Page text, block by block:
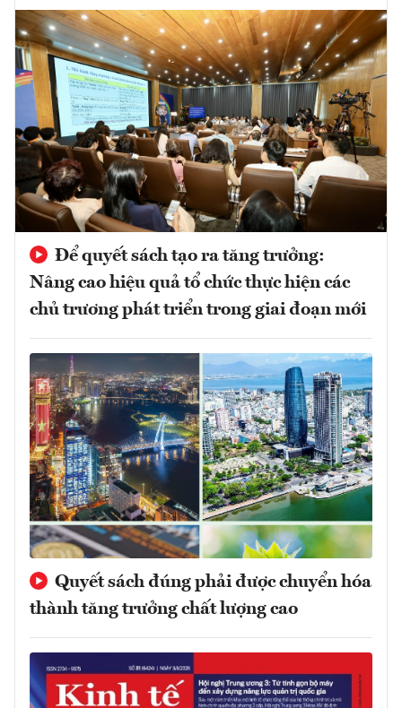
Để quyết sách tạo ra tăng trưởng:
Nâng cao hiệu quả tổ chức thực hiện các
chủ trương phát triển trong giai đoạn mới
Quyết sách đúng phải được chuyển hóa
thành tăng trưởng chất lượng cao